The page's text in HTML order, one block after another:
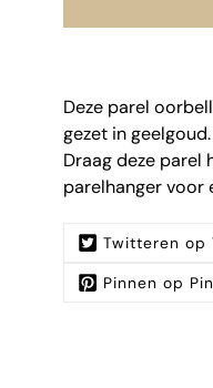
Deze parel
gezet in
Draag deze
parelhanger voor
Twitteren op
Pinnen op